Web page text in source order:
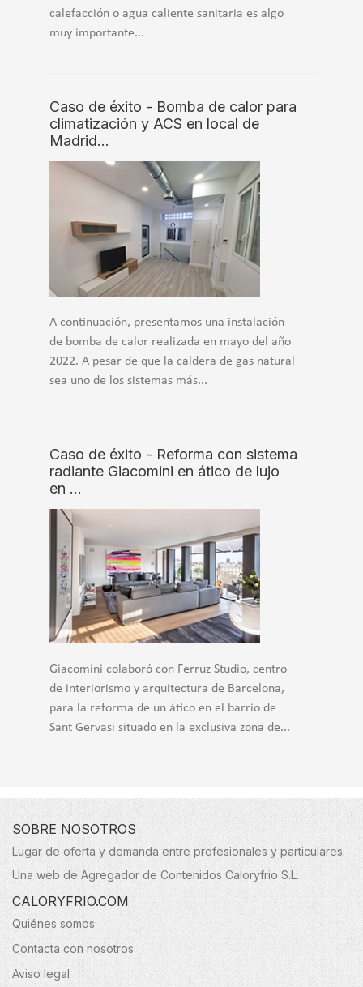
calefacción o agua caliente sanitaria es algo
muy importante...
Caso de éxito - Bomba de calor para
climatización y ACS en local de
Madrid…
A continuación, presentamos una instalación
de bomba de calor realizada en mayo del año
2022. A pesar de que la caldera de gas natural
sea uno de los sistemas más...
Caso de éxito - Reforma con sistema
radiante Giacomini en ático de lujo
en …
Giacomini colaboró con Ferruz Studio, centro
de interiorismo y arquitectura de Barcelona,
para la reforma de un ático en el barrio de
Sant Gervasi situado en la exclusiva zona de...
SOBRE NOSOTROS
Lugar de oferta y demanda entre profesionales y particulares.
Una web de Agregador de Contenidos Caloryfrio S.L.
CALORYFRIO.COM
Quiénes somos
Contacta con nosotros
Aviso legal